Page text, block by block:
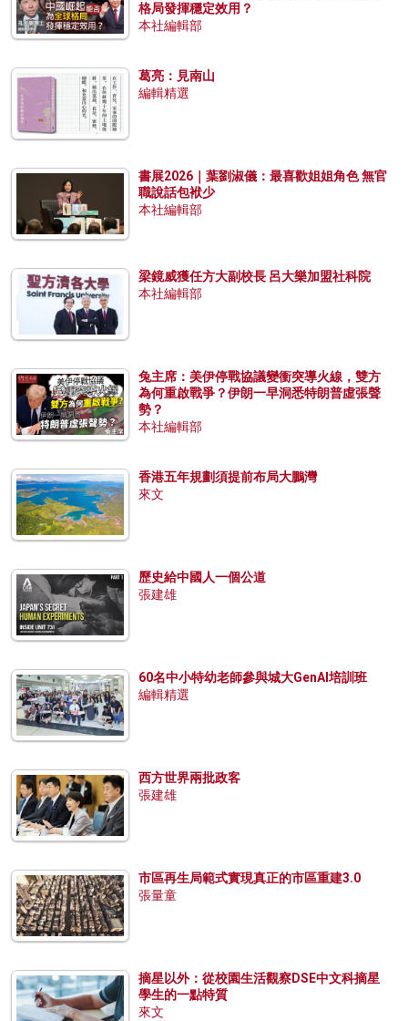
格局發揮穩定效用？
本社編輯部
葛亮：見南山
編輯精選
書展2026｜葉劉淑儀：最喜歡姐姐角色 無官
職說話包袱少
本社編輯部
梁鏡威獲任方大副校長 呂大樂加盟社科院
本社編輯部
兔主席：美伊停戰協議變衝突導火線，雙方
為何重啟戰爭？伊朗一早洞悉特朗普虛張聲
勢？
本社編輯部
香港五年規劃須提前布局大鵬灣
來文
歷史給中國人一個公道
張建雄
60名中小特幼老師參與城大GenAI培訓班
編輯精選
西方世界兩批政客
張建雄
市區再生局範式實現真正的市區重建3.0
張量童
摘星以外：從校園生活觀察DSE中文科摘星
學生的一點特質
來文